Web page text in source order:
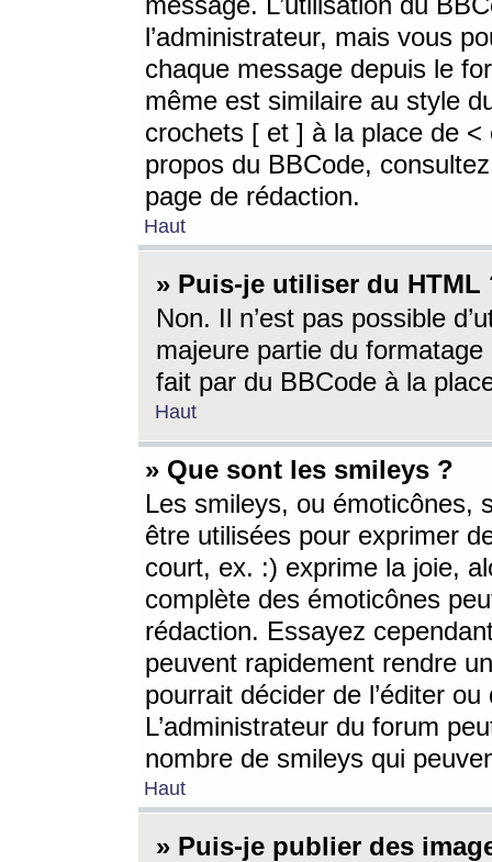
l’administrateur, mais vous
chaque message depuis le
même est similaire au style
crochets [ et ] à la place de <
propos du BBCode,
page de rédaction.
Haut
» Puis-je utiliser du HTML
Non. Il n’est pas possible
majeure partie du
fait par du BBCode à la
Haut
» Que sont les smileys ?
Les smileys, ou émoticônes,
être utilisées pour exprimer
court, ex. :) exprime la joie,
complète des émoticônes
rédaction. Essayez
peuvent rapidement rendre
pourrait décider de l’éditer
L’administrateur du forum
nombre de smileys qui
Haut
» Puis-je publier des